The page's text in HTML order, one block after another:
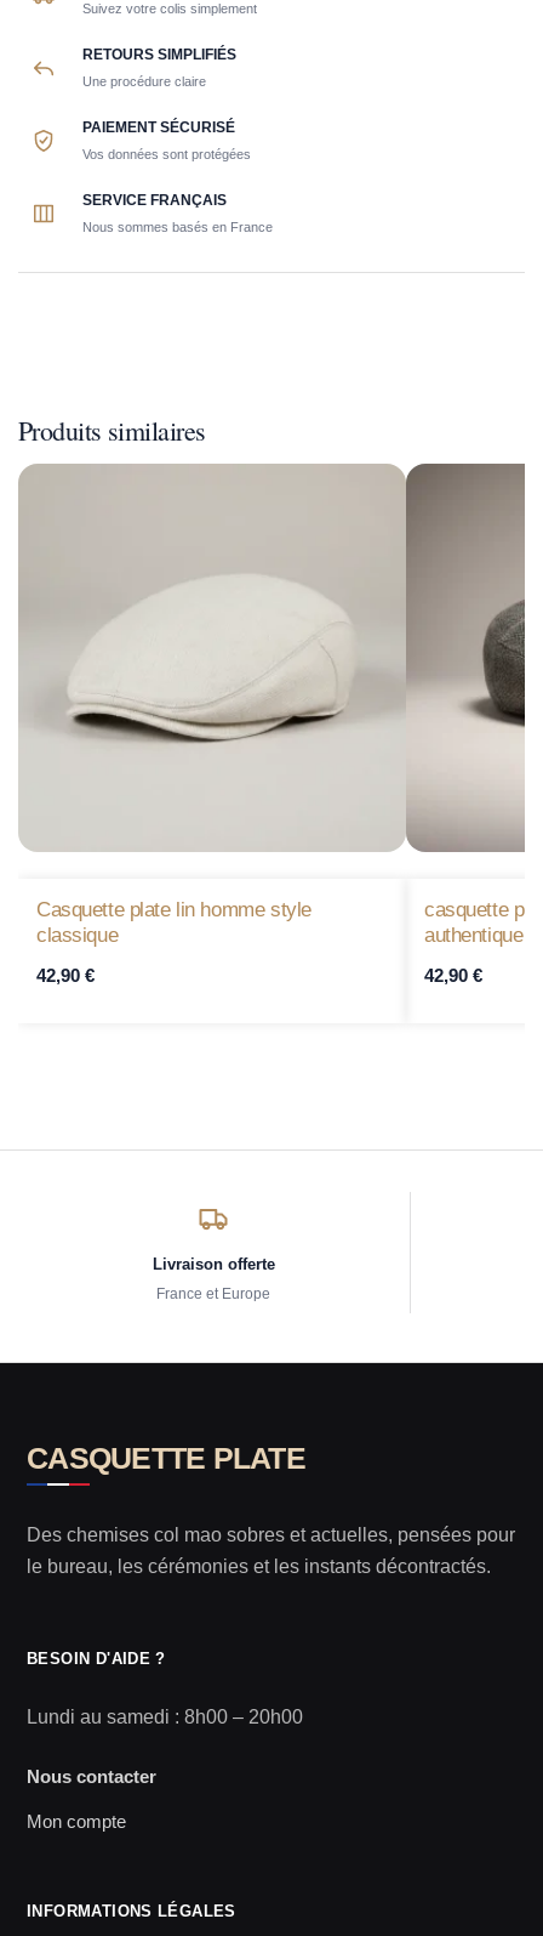
Suivez votre colis simplement
RETOURS SIMPLIFIÉS
Une procédure claire
PAIEMENT SÉCURISÉ
Vos données sont protégées
SERVICE FRANÇAIS
Nous sommes basés en France
Produits similaires
Casquette plate lin homme style
classique
42,90 €
casquette
authentique
42,90 €
Livraison offerte
France et Europe
CASQUETTE PLATE
Des chemises col mao sobres et actuelles, pensées pour
le bureau, les cérémonies et les instants décontractés.
BESOIN D'AIDE ?
Lundi au samedi : 8h00 – 20h00
Nous contacter
Mon compte
INFORMATIONS LÉGALES